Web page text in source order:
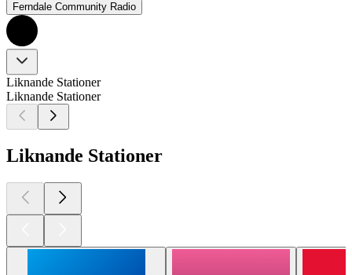
Ferndale Community Radio
Liknande Stationer
Liknande Stationer
Liknande Stationer